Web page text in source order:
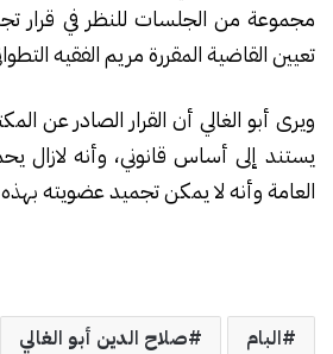
مجموعة من الجلسات للنظر في قرار
تعيين القاضية المقررة مريم الفقيه
ويرى أبو الغالي أن القرار الصادر عن
يستند إلى أساس قانوني، وأنه لازال
العامة وأنه لا يمكن تجميد عضويته
البام
صلاح الدين أبو الغالي